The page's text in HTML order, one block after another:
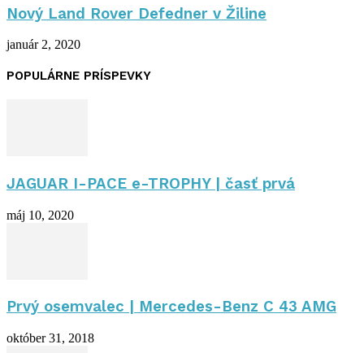
Nový Land Rover Defedner v Žiline
január 2, 2020
POPULÁRNE PRÍSPEVKY
JAGUAR I-PACE e-TROPHY | časť prvá
máj 10, 2020
Prvý osemvalec | Mercedes-Benz C 43 AMG
október 31, 2018